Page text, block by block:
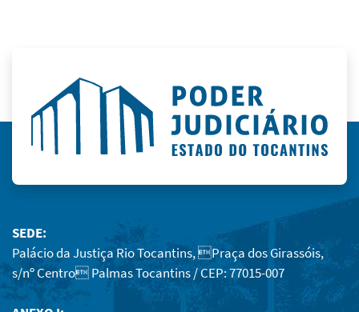
SEDE:
Palácio da Justiça Rio Tocantins, Praça dos Girassóis,
s/nº Centro Palmas Tocantins / CEP: 77015-007